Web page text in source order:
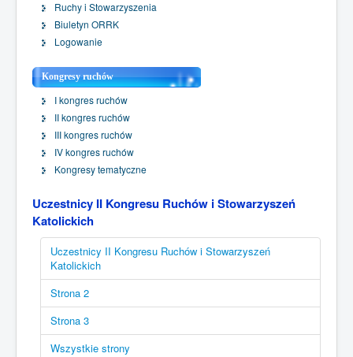
Ruchy i Stowarzyszenia
Biuletyn ORRK
Logowanie
Kongresy ruchów
I kongres ruchów
II kongres ruchów
III kongres ruchów
IV kongres ruchów
Kongresy tematyczne
Uczestnicy II Kongresu Ruchów i Stowarzyszeń
Katolickich
Uczestnicy II Kongresu Ruchów i Stowarzyszeń
Katolickich
Strona 2
Strona 3
Wszystkie strony